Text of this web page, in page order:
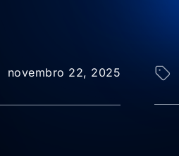
novembro 22, 2025